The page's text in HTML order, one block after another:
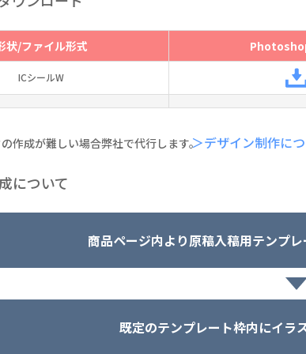
状/ファイル形式
ICシールW
作成が難しい場合弊社で代行します。＞デザイン制作に
について
商品ページ内より原稿入稿用テンプ
既定のテンプレート枠内にイラ